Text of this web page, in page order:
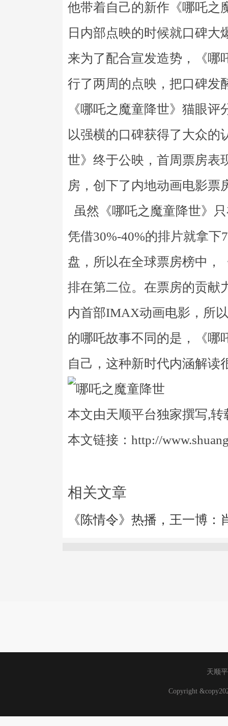
他带着自己的新作《哪吒之
日内部点映的时候就口碑大
来为了配合宣发造势，《哪
行了两周的点映，把口碑发
《哪吒之魔童降世》猫眼
以强横的口碑获得了大众的
世》终于公映，首周票房表
房，创下了内地动画电影票
虽然《哪吒之魔童降世》
凭借30%-40%的排片就拿
盘，所以在全球票房榜中，
排在第二位。在票房的贡献
内首部IMAX动画电影，所
的哪吒故事不同的是，《哪
自己，这种新时代内涵解读
本文由天顺平台独家撰写,转
本文链接：http://
相关文章
《陈情令》热播，王一博
天顺
Copyright